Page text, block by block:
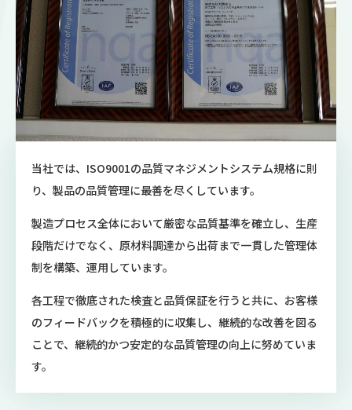
当社では、ISO9001の品質マネジメントシステム規格に則
り、製品の品質管理に最善を尽くしています。
製造プロセス全体において厳密な品質基準を確立し、生産
段階だけでなく、原材料調達から出荷まで一貫した管理体
制を構築、運用しています。
各工程で徹底された検査と品質保証を行うと共に、お客様
のフィードバックを積極的に収集し、継続的な改善を図る
ことで、継続的かつ安定的な品質管理の向上に努めていま
す。